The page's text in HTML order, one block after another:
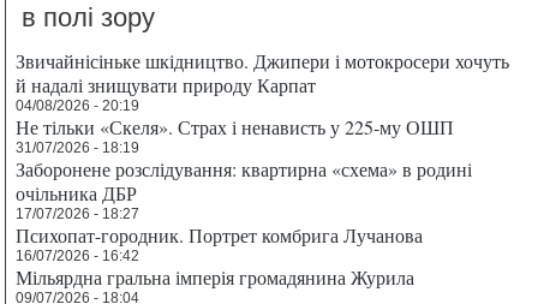
в полі зору
Звичайнісіньке шкідництво. Джипери і мотокросери хочуть
й надалі знищувати природу Карпат
04/08/2026 - 20:19
Не тільки «Скеля». Страх і ненависть у 225-му ОШП
31/07/2026 - 18:19
Заборонене розслідування: квартирна «схема» в родині
очільника ДБР
17/07/2026 - 18:27
Психопат-городник. Портрет комбрига Лучанова
16/07/2026 - 16:42
Мільярдна гральна імперія громадянина Журила
09/07/2026 - 18:04